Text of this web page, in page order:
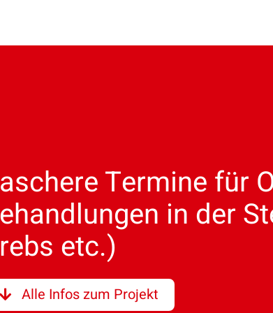
Termine für
in der
etc.)
Alle Infos zum Projekt